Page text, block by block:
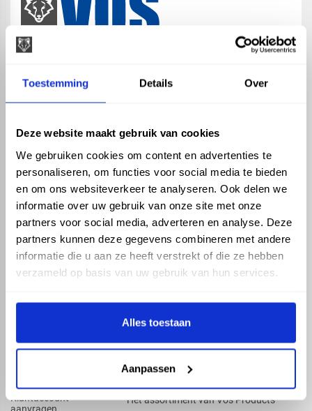
Toestemming Details Over
Deze website maakt gebruik van cookies
We gebruiken cookies om content en advertenties te
personaliseren, om functies voor social media te bieden
en om ons websiteverkeer te analyseren. Ook delen we
informatie over uw gebruik van onze site met onze
partners voor social media, adverteren en analyse. Deze
partners kunnen deze gegevens combineren met andere
informatie die u aan ze heeft verstrekt of die ze hebben
verzameld op basis van uw gebruik van hun services.
Alles toestaan
Aanpassen
ASSORTIMENT
Hemelwaterafvoer
Drukleiding
Beregening
Dak en gevel
KENNIS EN HULP
Klantenservice
Kennisbank
Klantaccount
PRODUCTCATALOGUS 2026
Het assortiment van Vos Products
phone_enabled +31 416 75 02 55
mail info@vosproducts.nl
check_circleDé bouwmarkt van Altena
check_circle Direct uit grote voorraad geleverd met eigen transport
check_circleLevering in NL en BE